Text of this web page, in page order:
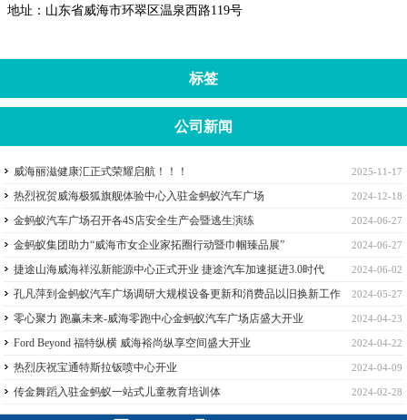
地址：山东省威海市环翠区温泉西路119号
标签
公司新闻
2025-11-17
威海丽滋健康汇正式荣耀启航！！！
2024-12-18
热烈祝贺威海极狐旗舰体验中心入驻金蚂蚁汽车广场
2024-06-27
金蚂蚁汽车广场召开各4S店安全生产会暨逃生演练
2024-06-27
金蚂蚁集团助力“威海市女企业家拓圈行动暨巾帼臻品展”
2024-06-02
捷途山海威海祥泓新能源中心正式开业 捷途汽车加速挺进3.0时代
2024-05-27
孔凡萍到金蚂蚁汽车广场调研大规模设备更新和消费品以旧换新工作
2024-04-23
零心聚力 跑赢未来-威海零跑中心金蚂蚁汽车广场店盛大开业
2024-04-22
Ford Beyond 福特纵横 威海裕尚纵享空间盛大开业
2024-04-09
热烈庆祝宝通特斯拉钣喷中心开业
2024-02-28
传金舞蹈入驻金蚂蚁一站式儿童教育培训体